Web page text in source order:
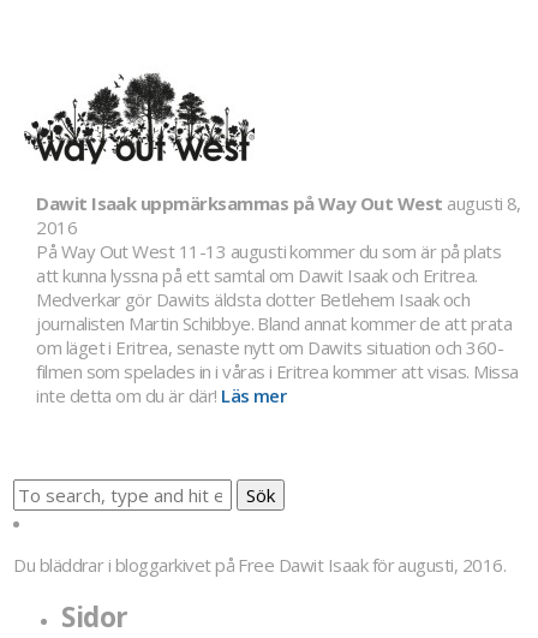
Dawit Isaak uppmärksammas på Way Out West augusti 8,
2016
På Way Out West 11-13 augusti kommer du som är på plats
att kunna lyssna på ett samtal om Dawit Isaak och Eritrea.
Medverkar gör Dawits äldsta dotter Betlehem Isaak och
journalisten Martin Schibbye. Bland annat kommer de att prata
om läget i Eritrea, senaste nytt om Dawits situation och 360-
filmen som spelades in i våras i Eritrea kommer att visas. Missa
inte detta om du är där! Läs mer
Sök
Du bläddrar i bloggarkivet på Free Dawit Isaakför augusti, 2016.
Sidor